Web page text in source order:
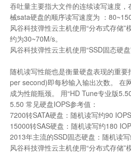
吞吐量主要指大文件的连续读写速度
械sata硬盘的顺序读写速度为 ：
风谷科技弹性云主机使用“分布式存储
约为30~70M/s。
风谷科技弹性云主机使用“SSD固态硬
随机读写性能也是衡量硬盘表现的重
per second)即每秒输入输出次数。 在
成为性能瓶颈。 用“HD Tune专业版
5.50 常见硬盘IOPS参考值：
7200转SATA硬盘：随机读写约90 IOPS
15000转SAS硬盘：随机读写约180
2013年主流的SSD固态硬盘：随机读
风谷科技弹性云主机使用“分布式存储